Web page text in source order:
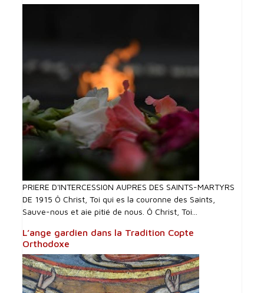
PRIERE D'INTERCESSI0N AUPRES DES SAINTS-MARTYRS
DE 1915 Ô Christ, Toi qui es la couronne des Saints,
Sauve-nous et aie pitié de nous. Ô Christ, Toi...
L’ange gardien dans la Tradition Copte
Orthodoxe